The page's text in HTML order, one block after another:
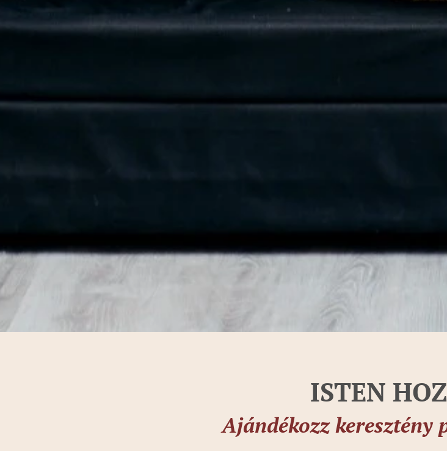
ISTEN
Ajándékozz keresztény